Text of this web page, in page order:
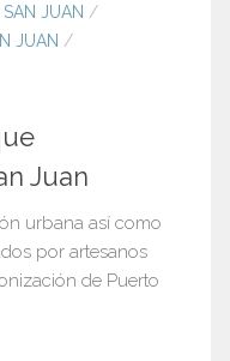
SAN JUAN /
JUAN /
Juan
urbana así como
por artesanos
de Puerto